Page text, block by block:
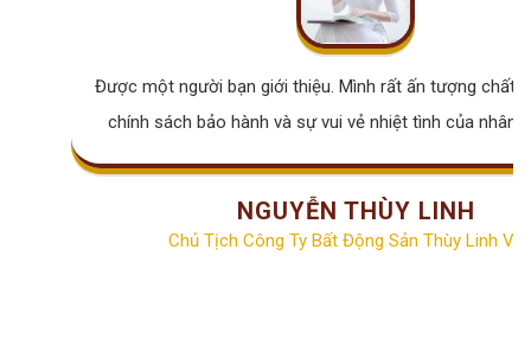
Được một người bạn giới thiệu. Mình rất ấn tượng chất
chính sách bảo hành và sự vui vẻ nhiệt tình của nhân
NGUYỄN THÙY LINH
Chủ Tịch Công Ty Bất Động Sản Thùy Linh